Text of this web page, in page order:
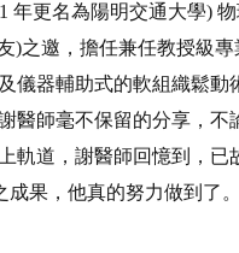
年更名為陽明交通大學)
)之邀，擔任兼任教授級專
儀器輔助式的軟組織鬆動
醫師毫不保留的分享，不
軌道，謝醫師回憶到，已
果，他真的努力做到了。